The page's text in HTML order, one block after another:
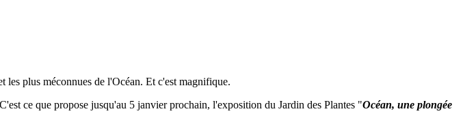
les plus méconnues de l'Océan. Et c'est magnifique.
ce que propose jusqu'au 5 janvier prochain, l'exposition du Jardin des Plantes "Océan, une plongée